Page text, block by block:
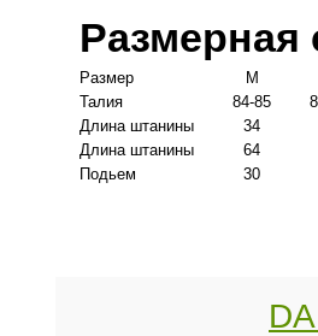
Размерная
Размер
M
Талия
84-85
Длина штанины
34
Длина штанины
64
Подьем
30